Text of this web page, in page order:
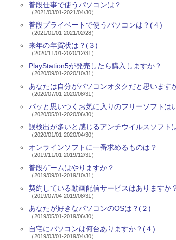
普段仕事で使うパソコンは？
（2021/03/01-2021/04/30）
普段プライベートで使うパソコンは？(４)
（2021/01/01-2021/02/28）
来年の年賀状は？(３)
（2020/11/01-2020/12/31）
PlayStation5が発売したら購入しますか？
（2020/09/01-2020/10/31）
あなたは自分がパソコンオタクだと思います
（2020/07/01-2020/08/31）
パッと思いつくお気に入りのフリーソフトは
（2020/05/01-2020/06/30）
誤検出が多いと感じるアンチウイルスソフト
（2020/01/01-2020/04/30）
オンラインソフトに一番求めるものは？
（2019/11/01-2019/12/31）
普段ゲームはやりますか？
（2019/09/01-2019/10/31）
契約している動画配信サービスはありますか
（2019/07/04-2019/08/31）
あなたが好きなパソコンのOSは？(２)
（2019/05/01-2019/06/30）
自宅にパソコンは何台ありますか？(４)
（2019/03/01-2019/04/30）